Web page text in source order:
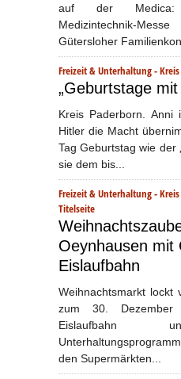
auf der Medica:
Medizintechnik-
Gütersloher
Freizeit & Unterhaltung-
„Geburtstage
Kreis Paderborn.
Hitler die Macht
Tag Geburtstag wie der
sie dem bis...
Freizeit & Unterhaltung-
Titelseite
Oeynhausen mit
Eislaufbahn
Weihnachtsmarkt lockt
zum 30.
Eislaufbahn
den Supermärkten...